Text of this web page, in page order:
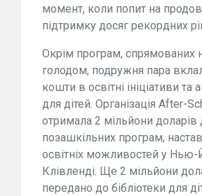
момент, коли попит на
підтримку досяг рекордних
Окрім програм, спрямованих
голодом, подружня пара
кошти в освітні ініціативи та
для дітей. Організація After-
отримала 2 мільйони доларів
позашкільних програм,
освітніх можливостей у Нью-
Клівленді. Ще 2 мільйони
передано до бібліотеки для